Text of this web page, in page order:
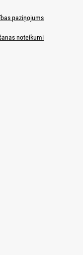
paziņojums
noteikumi